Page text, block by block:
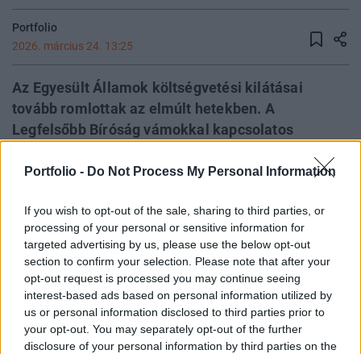
Portfolio - Do Not Process My Personal Information
If you wish to opt-out of the sale, sharing to third parties, or
processing of your personal or sensitive information for
targeted advertising by us, please use the below opt-out
section to confirm your selection. Please note that after your
opt-out request is processed you may continue seeing
interest-based ads based on personal information utilized by
us or personal information disclosed to third parties prior to
your opt-out. You may separately opt-out of the further
disclosure of your personal information by third parties on the
Portfolio
2026. március 24. 13:25
Az Egyesült Államok költségvetési kilátásai
tovább romlottak az elmúlt hetekben. A
Legfelsőbb Bíróság vámokkal kapcsolatos
Scott Bessent pénzügyminiszter amúgy is
célkitűzéseit - írta meg a Bloomberg.
Bessent rendszeresen hangoztatta, hogy az államadósság
miatti aggodalom motiválta a kormányzati
szerepvállalását. Célkitűzése szerint a Trump-kormányzat
ciklusának végére, vagyis 2029 januárjáig a költségvetési
hiány GDP-arányos mértékét 4 százalék alá szorítaná. A
legutóbbi fejlemények tükrében azonban ez az amúgy is